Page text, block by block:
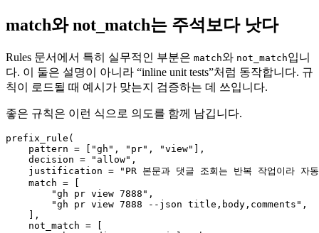
match와 not_match는 주석보다 낫다
Rules 문서에서 특히 실무적인 부분은 match와 not_match입니
다. 이 둘은 설명이 아니라 “inline unit tests”처럼 동작합니다. 규
칙이 로드될 때 예시가 맞는지 검증하는 데 쓰입니다.
좋은 규칙은 이런 식으로 의도를 함께 남깁니다.
prefix_rule(
    pattern = ["gh", "pr", "view"],
    decision = "allow",
justification = "PR 본문과 댓글 조회는 반복 작업이라 자
    match = [
        "gh pr view 7888",
        "gh pr view 7888 --json title,body,comments",
    ],
    not_match = [